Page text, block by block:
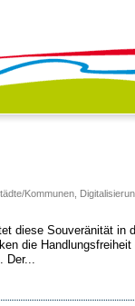
Kommunen,
diese Souveränität in
die Handlungsfreiheit
Der...